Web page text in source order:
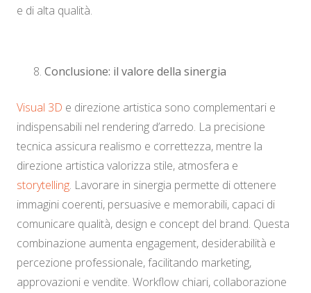
e di alta qualità.
Conclusione: il valore della sinergia
Visual 3D e direzione artistica sono complementari e
indispensabili nel rendering d’arredo. La precisione
tecnica assicura realismo e correttezza, mentre la
direzione artistica valorizza stile, atmosfera e
storytelling. Lavorare in sinergia permette di ottenere
immagini coerenti, persuasive e memorabili, capaci di
comunicare qualità, design e concept del brand. Questa
combinazione aumenta engagement, desiderabilità e
percezione professionale, facilitando marketing,
approvazioni e vendite. Workflow chiari, collaborazione